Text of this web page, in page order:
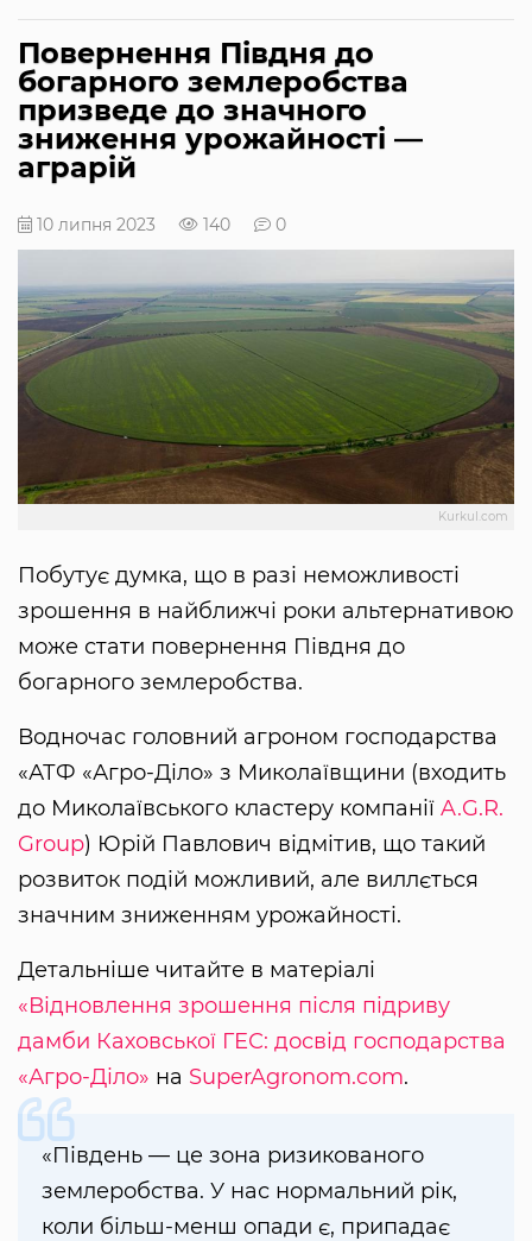
Повернення Півдня до
богарного землеробства
призведе до значного
зниження урожайності —
аграрій
10 липня 2023 140 0
Kurkul.com
Побутує думка, що в разі неможливості
зрошення в найближчі роки альтернативою
може стати повернення Півдня до
богарного землеробства.
Водночас головний агроном господарства
«АТФ «Агро-Діло» з Миколаївщини (входить
до Миколаївського кластеру компанії A.G.R.
Group) Юрій Павлович відмітив, що такий
розвиток подій можливий, але виллється
значним зниженням урожайності.
Детальніше читайте в матеріалі
«Відновлення зрошення після підриву
дамби Каховської ГЕС: досвід господарства
«Агро-Діло» на SuperAgronom.com.
«Південь — це зона ризикованого
землеробства. У нас нормальний рік,
коли більш-менш опади є, припадає